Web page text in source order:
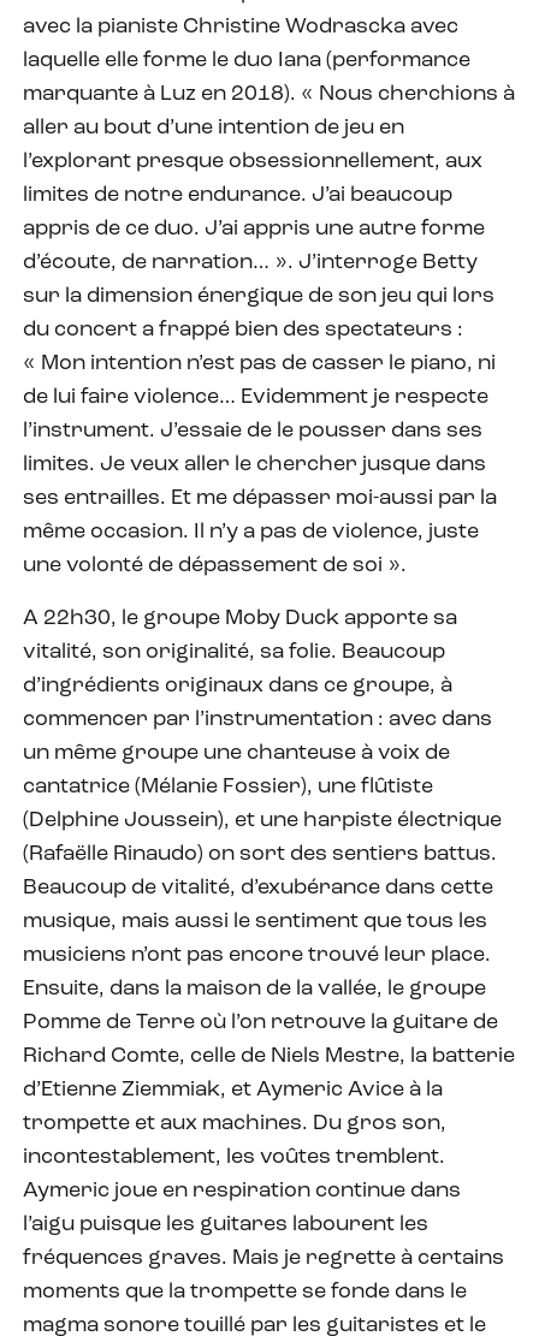
avec la pianiste Christine Wodrascka avec
laquelle elle forme le duo Iana (performance
marquante à Luz en 2018). « Nous cherchions à
aller au bout d’une intention de jeu en
l’explorant presque obsessionnellement, aux
limites de notre endurance. J’ai beaucoup
appris de ce duo. J’ai appris une autre forme
d’écoute, de narration… ». J’interroge Betty
sur la dimension énergique de son jeu qui lors
du concert a frappé bien des spectateurs :
« Mon intention n’est pas de casser le piano, ni
de lui faire violence… Evidemment je respecte
l’instrument. J’essaie de le pousser dans ses
limites. Je veux aller le chercher jusque dans
ses entrailles. Et me dépasser moi-aussi par la
même occasion. Il n’y a pas de violence, juste
une volonté de dépassement de soi ».
A 22h30, le groupe Moby Duck apporte sa
vitalité, son originalité, sa folie. Beaucoup
d’ingrédients originaux dans ce groupe, à
commencer par l’instrumentation : avec dans
un même groupe une chanteuse à voix de
cantatrice (Mélanie Fossier), une flûtiste
(Delphine Joussein), et une harpiste électrique
(Rafaëlle Rinaudo) on sort des sentiers battus.
Beaucoup de vitalité, d’exubérance dans cette
musique, mais aussi le sentiment que tous les
musiciens n’ont pas encore trouvé leur place.
Ensuite, dans la maison de la vallée, le groupe
Pomme de Terre où l’on retrouve la guitare de
Richard Comte, celle de Niels Mestre, la batterie
d’Etienne Ziemmiak, et Aymeric Avice à la
trompette et aux machines. Du gros son,
incontestablement, les voûtes tremblent.
Aymeric joue en respiration continue dans
l’aigu puisque les guitares labourent les
fréquences graves. Mais je regrette à certains
moments que la trompette se fonde dans le
magma sonore touillé par les guitaristes et le